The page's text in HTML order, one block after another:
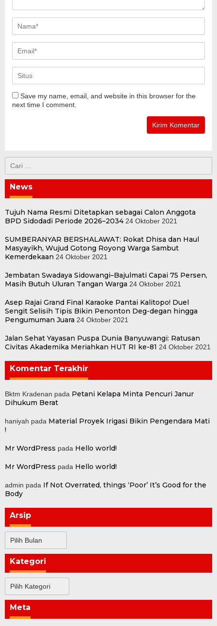
Save my name, email, and website in this browser for the
next time I comment.
untuk:
News
Tujuh Nama Resmi Ditetapkan sebagai Calon Anggota
BPD Sidodadi Periode 2026–2034 24 Oktober 2021
SUMBERANYAR BERSHALAWAT: Rokat Dhisa dan Haul
Masyayikh, Wujud Gotong Royong Warga Sambut
Kemerdekaan 24 Oktober 2021
Jembatan Swadaya Sidowangi–Bajulmati Capai 75 Persen,
Masih Butuh Uluran Tangan Warga 24 Oktober 2021
Asep Rajai Grand Final Karaoke Pantai Kalitopo! Duel
Sengit Selisih Tipis Bikin Penonton Deg-degan hingga
Pengumuman Juara 24 Oktober 2021
Jalan Sehat Yayasan Puspa Dunia Banyuwangi: Ratusan
Civitas Akademika Meriahkan HUT RI ke-81 24 Oktober 2021
Komentar Terakhir
Bktm Kradenan pada Petani Kelapa Minta Pencuri Janur
Dihukum Berat
haniyah pada Material Proyek Irigasi Bikin Pengendara Mati
!
Mr WordPress pada Hello world!
Mr WordPress pada Hello world!
admin pada If Not Overrated, things ‘Poor’ It’s Good for the
Body
Arsip
Kategori
Meta